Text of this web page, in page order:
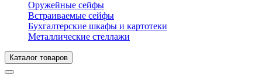
Оружейные сейфы
Встраиваемые сейфы
Бухгалтерские шкафы и картотеки
Металлические стеллажи
Каталог товаров